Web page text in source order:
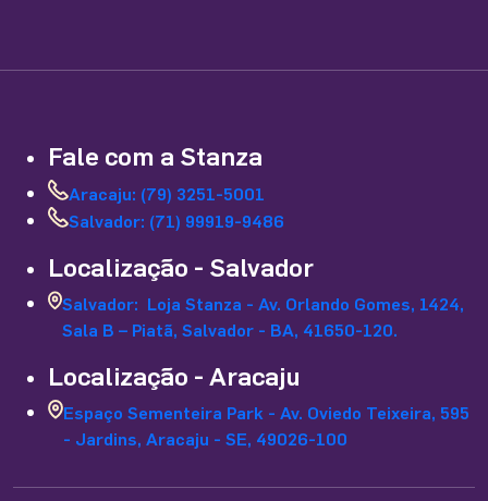
Fale com a Stanza
Aracaju: (79) 3251-5001
Salvador: (71) 99919-9486
Localização - Salvador
Salvador: Loja Stanza - Av. Orlando Gomes, 1424,
Sala B – Piatã, Salvador - BA, 41650-120.
Localização - Aracaju
Espaço Sementeira Park - Av. Oviedo Teixeira, 595
- Jardins, Aracaju - SE, 49026-100